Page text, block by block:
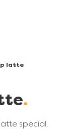
latte
special.